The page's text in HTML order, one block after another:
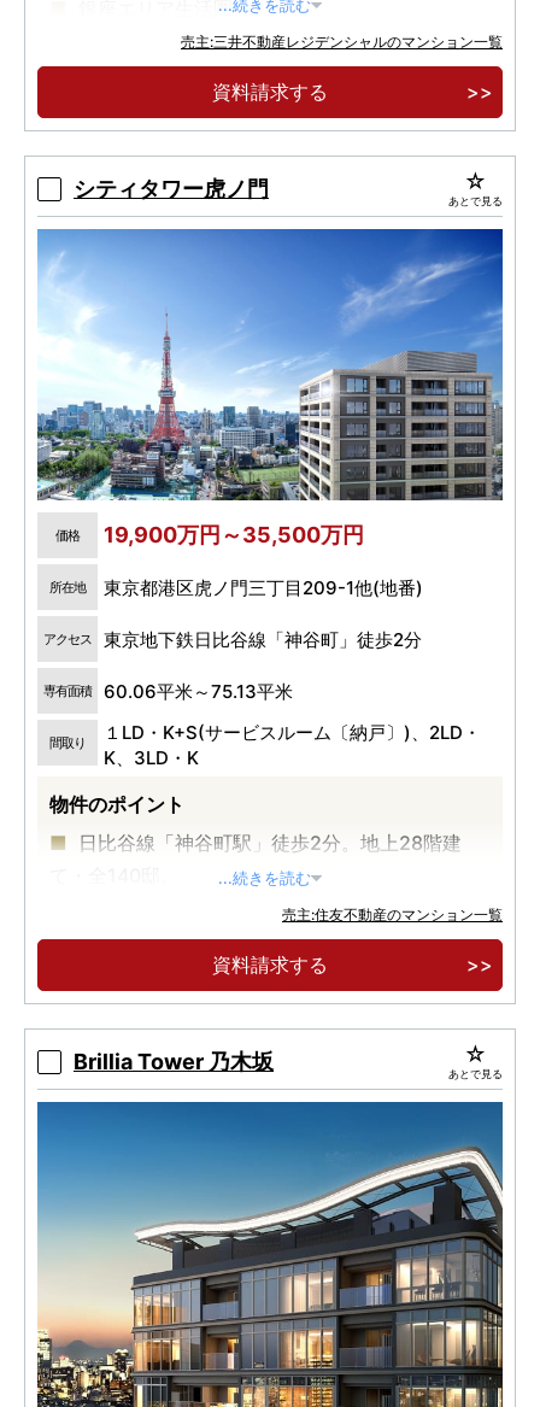
銀座エリア生活圏
大規模再開発が進む築地エリア
...続きを読む
売主:三井不動産レジデンシャルのマンション一覧
資料請求する
シティタワー虎ノ門 あとで見る
価格 19,900万円～35,500万円
所在地 東京都港区虎ノ門三丁目209-1他(地番)
アクセス 東京地下鉄日比谷線「神谷町」徒歩2分
専有面積 60.06平米～75.13平米
間取り
１LD・K+S(サービスルーム〔納戸〕)、2LD・
K、3LD・K
物件のポイント
日比谷線「神谷町駅」徒歩2分。地上28階建
【実物見学可能】港区虎ノ門に誕生した制震タ
ワーレジデンス。
ホテルライクな内廊下設計。各階クリーンステ
...続きを読む
売主:住友不動産のマンション一覧
資料請求する
Brillia Tower 乃木坂 あとで見る